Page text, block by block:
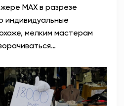
MAX в разрезе
индивидуальные
мелким мастерам